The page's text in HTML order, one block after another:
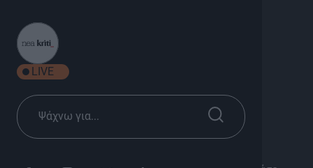
LIVE
8 Ψυχαγωγία
Σεζόν 2026
Κυριακή 19:45
Διάρκεια: 25'